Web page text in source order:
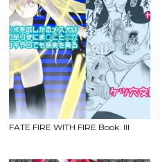
FATE FIRE WITH FIRE Book. III